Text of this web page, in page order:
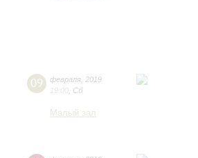
09 февраля 2019
19:00 Сб
Малый зал